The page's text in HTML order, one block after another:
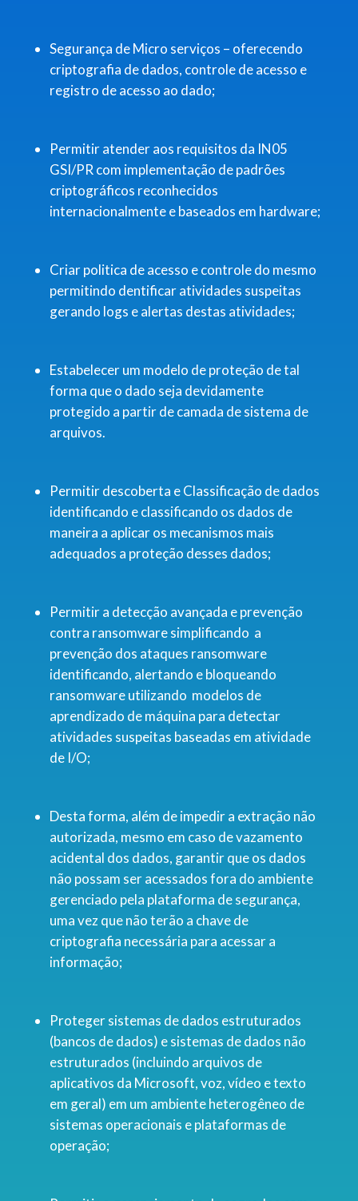
Segurança de Micro serviços – oferecendo
criptografia de dados, controle de acesso e
registro de acesso ao dado;
Permitir atender aos requisitos da IN05
GSI/PR com implementação de padrões
criptográficos reconhecidos
internacionalmente e baseados em hardware;
Criar politica de acesso e controle do mesmo
permitindo dentificar atividades suspeitas
gerando logs e alertas destas atividades;
Estabelecer um modelo de proteção de tal
forma que o dado seja devidamente
protegido a partir de camada de sistema de
arquivos.
Permitir descoberta e Classificação de dados
identificando e classificando os dados de
maneira a aplicar os mecanismos mais
adequados a proteção desses dados;
Permitir a detecção avançada e prevenção
contra ransomware simplificando a
prevenção dos ataques ransomware
identificando, alertando e bloqueando
ransomware utilizando modelos de
aprendizado de máquina para detectar
atividades suspeitas baseadas em atividade
de I/O;
Desta forma, além de impedir a extração não
autorizada, mesmo em caso de vazamento
acidental dos dados, garantir que os dados
não possam ser acessados fora do ambiente
gerenciado pela plataforma de segurança,
uma vez que não terão a chave de
criptografia necessária para acessar a
informação;
Proteger sistemas de dados estruturados
(bancos de dados) e sistemas de dados não
estruturados (incluindo arquivos de
aplicativos da Microsoft, voz, vídeo e texto
em geral) em um ambiente heterogêneo de
sistemas operacionais e plataformas de
operação;